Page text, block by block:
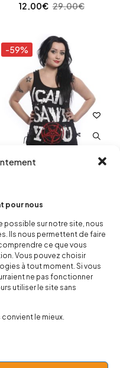
pour nous
possible sur notre site, nous
Ils nous permettent de faire
ce que vous
Vous pouvez choisir
à tout moment. Si vous
ne pas fonctionner
utiliser le site sans
le mieux.
29,00€
12,00€
-59%
Top femme No Saver
-47%